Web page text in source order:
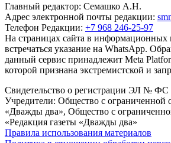
Главный редактор: Семашко А.Н.
Адрес электронной почты редакции:
Телефон Редакции: +7 968 246-25-97
На страницах сайта в информационных
встречаться указание на WhatsApp.
данный сервис принадлежит Meta
которой признана экстремистской и
Свидетельство о регистрации ЭЛ № ФС
Учредители: Общество с ограниченной
«Дважды два», Общество с
«Редакция газеты «Дважды два»
Правила использования материалов